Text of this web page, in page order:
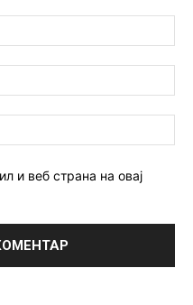
и веб страна на овај